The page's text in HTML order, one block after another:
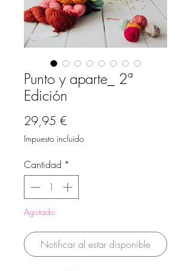
Punto y aparte_ 2ª
Edición
29,95 €Precio
Impuesto incluido
Cantidad *
Agotado
Notificar al estar disponible